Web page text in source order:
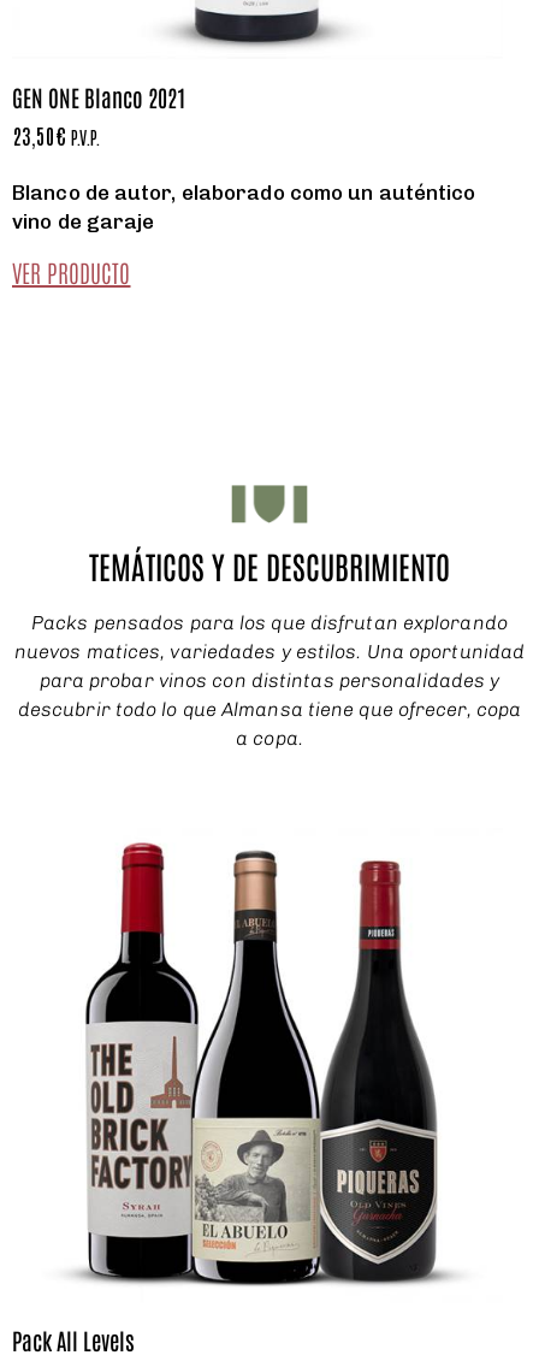
GEN ONE Blanco 2021
23,50€ P.V.P.
Blanco de autor, elaborado como un auténtico
vino de garaje
VER PRODUCTO
TEMÁTICOS Y DE DESCUBRIMIENTO
Packs pensados para los que disfrutan explorando
nuevos matices, variedades y estilos. Una oportunidad
para probar vinos con distintas personalidades y
descubrir todo lo que Almansa tiene que ofrecer, copa
a copa.
Pack All Levels